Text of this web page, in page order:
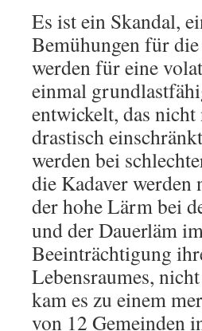
Es ist ein Skandal,
Bemühungen für
werden für eine
einmal
entwickelt, das
drastisch
werden bei
die Kadaver werden
der hohe Lärm bei
und der Dauerläm
Beeinträchtigung
Lebensraumes,
kam es zu einem
von 12 Gemeinden